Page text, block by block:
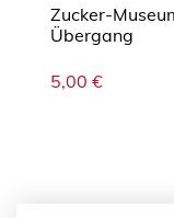
Zucker-
Übergang
5,00 €